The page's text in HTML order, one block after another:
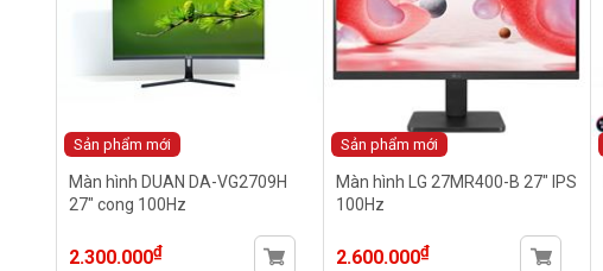
Sản phẩm mới
Màn hình DUAN DA-VG2709H
27" cong 100Hz
2.300.000₫
Sản phẩm mới
Màn hình LG 27MR400-B 27" IPS
100Hz
2.600.000₫